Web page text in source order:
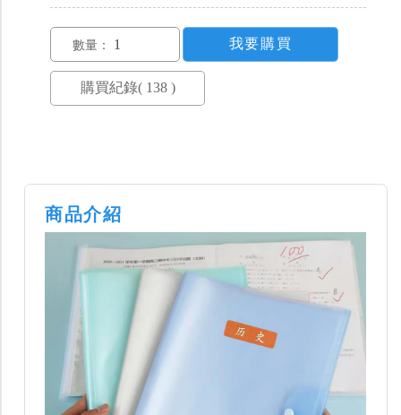
數量：
商品介紹